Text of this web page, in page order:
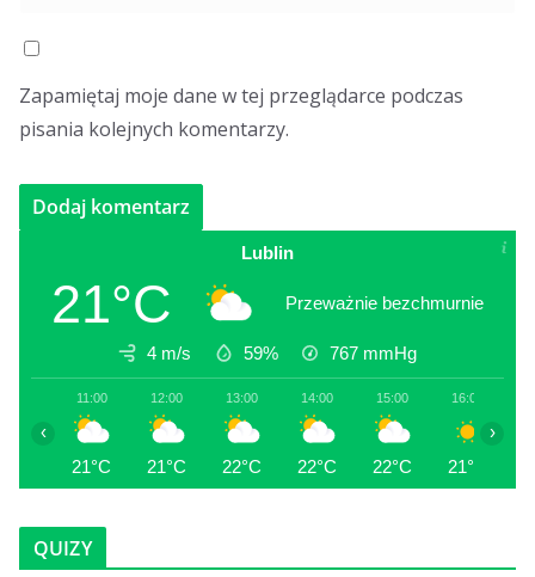
Zapamiętaj moje dane w tej przeglądarce podczas
pisania kolejnych komentarzy.
Lublin
21°C Przeważnie bezchmurnie
4 m/s 59% 767 mmHg
11:00
21°C
12:00
21°C
13:00
22°C
14:00
22°C
15:00
22°C
16:00
21°C
‹ ›
QUIZY